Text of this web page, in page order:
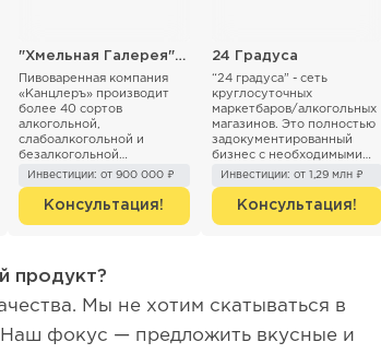
"Хмельная Галерея" от ПК Канцлеръ
Пивоваренная компания
«Канцлеръ» производит
более 40 сортов
алкогольной,
слабоалкогольной и
безалкогольной
продукции. Пивоваренная
компания «Канцлеръ» не
только производител...
Инвестиции: от 900 000 ₽
Консультация!
24 Градуса
“24 градуса” - сеть
круглосуточных
маркетбаров/алкогольных
магазинов. Это полностью
задокументированный
бизнес с необходимыми
регламентами, которые
включают инструкции для
продавцов, алгор...
Инвестиции: от 1,29 млн ₽
Консультация!
продукт?
Мы не хотим скатываться в
Наш фокус — предложить вкусные и